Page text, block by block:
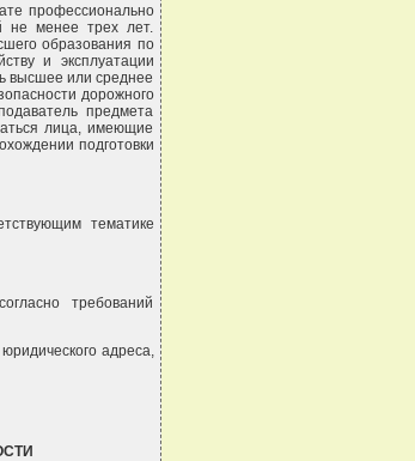
профессионально
не менее трех лет.
образования по
и эксплуатации
высшее или среднее
дорожного
предмета
лица, имеющие
подготовки
тематике
требований
адреса,